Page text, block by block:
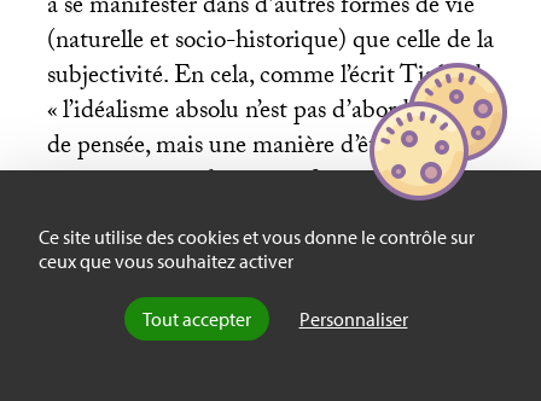
Ce site utilise des cookies et vous donne le contrôle sur
ceux que vous souhaitez activer
Tout accepter Personnaliser
(naturelle et socio-historique) que celle de la
subjectivité. En cela, comme l’écrit Tinland,
«l’idéalisme absolu n’est pas d’abord un style
de pensée, mais une manière d’être
caractéristique des étants finis, une certaine
commeréalité – sur le mode de la présence
» (p. 176).